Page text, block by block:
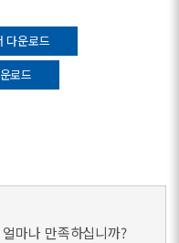
다운로드
로드
마나 만족하십니까?